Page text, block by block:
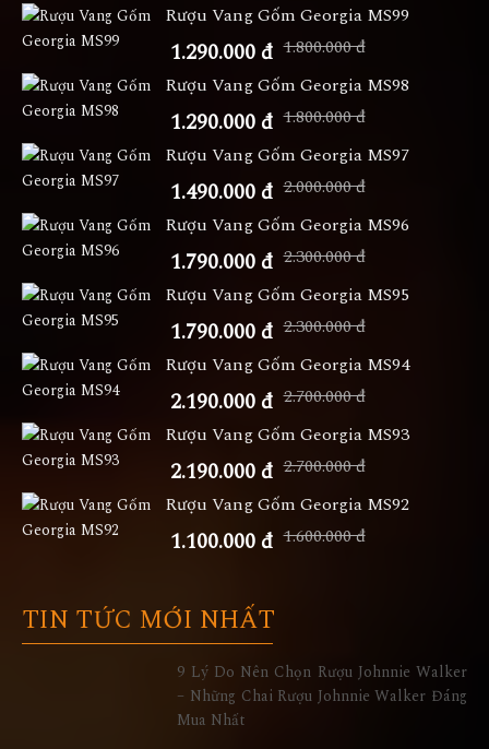
Rượu Vang Gốm Georgia MS99
1.290.000 đ 1.800.000 đ
Rượu Vang Gốm Georgia MS98
1.290.000 đ 1.800.000 đ
Rượu Vang Gốm Georgia MS97
1.490.000 đ 2.000.000 đ
Rượu Vang Gốm Georgia MS96
1.790.000 đ 2.300.000 đ
Rượu Vang Gốm Georgia MS95
1.790.000 đ 2.300.000 đ
Rượu Vang Gốm Georgia MS94
2.190.000 đ 2.700.000 đ
Rượu Vang Gốm Georgia MS93
2.190.000 đ 2.700.000 đ
Rượu Vang Gốm Georgia MS92
1.100.000 đ 1.600.000 đ
TIN TỨC MỚI NHẤT
9 Lý Do Nên Chọn Rượu Johnnie Walker
– Những Chai Rượu Johnnie Walker Đáng
Mua Nhất